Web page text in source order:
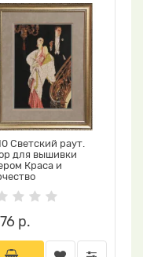
Светский раут.
для вышивки
Краса и
р.